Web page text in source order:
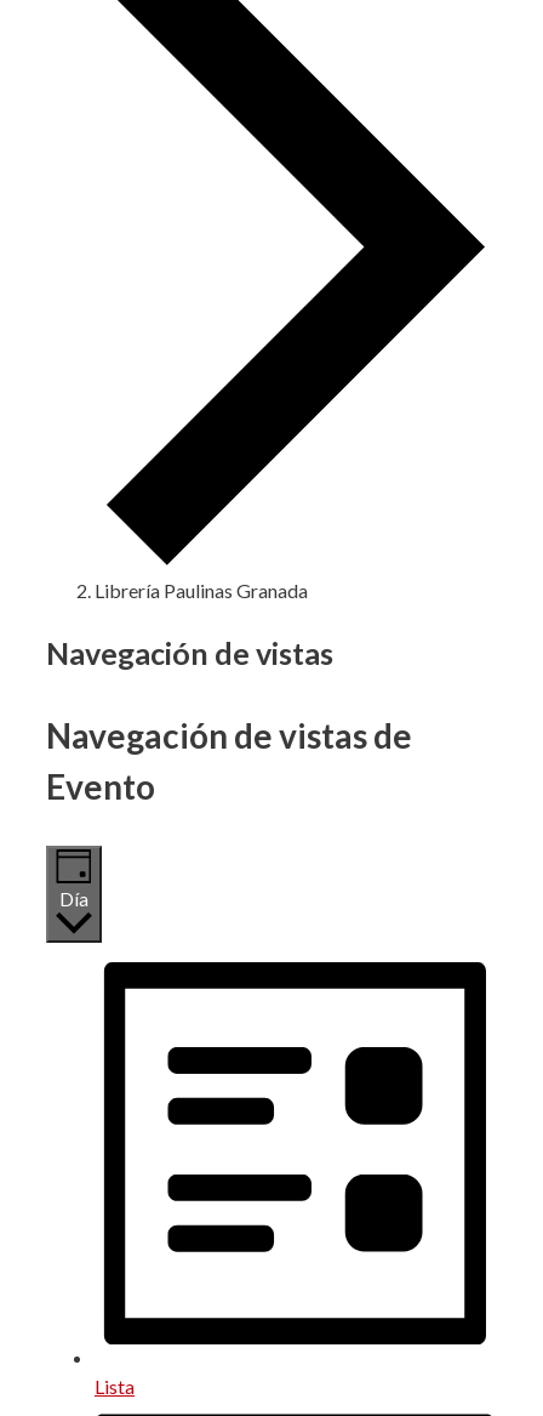
Librería Paulinas Granada
Eventos
23
noviembre,
Navegación de vistas
Navegación de vistas de
Evento
Día
Lista